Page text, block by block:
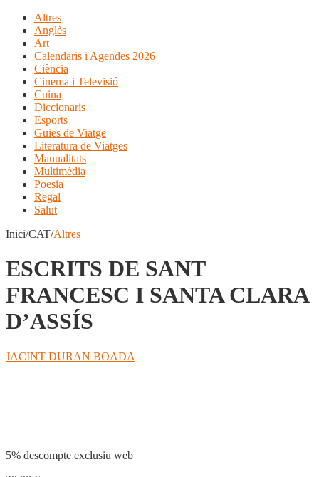
Altres
Anglès
Art
Calendaris i Agendes 2026
Ciència
Cinema i Televisió
Cuina
Diccionaris
Esports
Guies de Viatge
Literatura de Viatges
Manualitats
Multimèdia
Poesia
Regal
Salut
Inici/CAT/Altres
ESCRITS DE SANT
FRANCESC I SANTA CLARA
D’ASSÍS
JACINT DURAN BOADA
5% descompte exclusiu web